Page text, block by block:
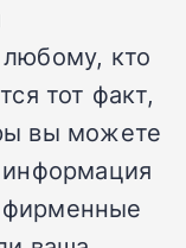
любому, кто
тот факт,
вы можете